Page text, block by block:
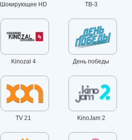
Шокирующее HD ТВ-3
Kinozal 4 День победы
TV 21 KinoJam 2